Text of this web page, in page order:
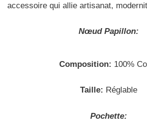
accessoire qui allie artisanat,
NœudPapillon:
Composition: 100%
Taille: Réglable
Pochette: